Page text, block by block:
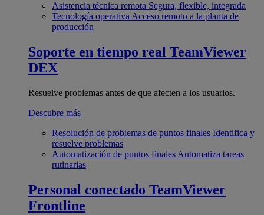
Asistencia técnica remota Segura, flexible, integrada
Tecnología operativa Acceso remoto a la planta de
producción
Soporte en tiempo real TeamViewer
DEX
Resuelve problemas antes de que afecten a los usuarios.
Descubre más
Resolución de problemas de puntos finales Identifica y
resuelve problemas
Automatización de puntos finales Automatiza tareas
rutinarias
Personal conectado TeamViewer
Frontline